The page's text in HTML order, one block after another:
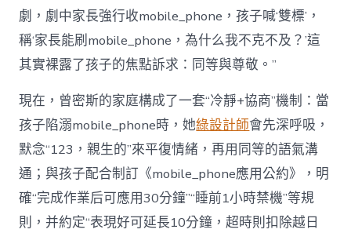
劇，劇中家長強行收mobile_phone，孩子喊‘雙標’，
稱‘家長能刷mobile_phone，為什么我不克不及？’這
其實裸露了孩子的焦點訴求：同等與尊敬。”
現在，曾密斯的家庭構成了一套“冷靜+協商”機制：當
孩子陷溺mobile_phone時，她綠設計師會先深呼吸，
默念“123，親生的”來平復情緒，再用同等的語氣溝
通；與孩子配合制訂《mobile_phone應用公約》，明
確“完成作業后可應用30分鐘”“睡前1小時禁機”等規
則，并約定“表現好可延長10分鐘，超時則扣除越日